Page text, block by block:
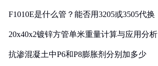
F1010E是什么管？能否用3205或3505代换
20x40x2镀锌方管单米重量计算与应用分析
抗渗混凝土中P6和P8膨胀剂分别加多少